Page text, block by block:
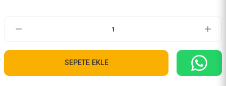
SEPETE EKLE